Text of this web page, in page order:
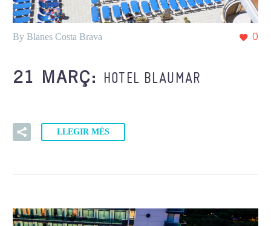
0
By Blanes Costa Brava
21 MARÇ: HOTEL BLAUMAR
LLEGIR MÉS